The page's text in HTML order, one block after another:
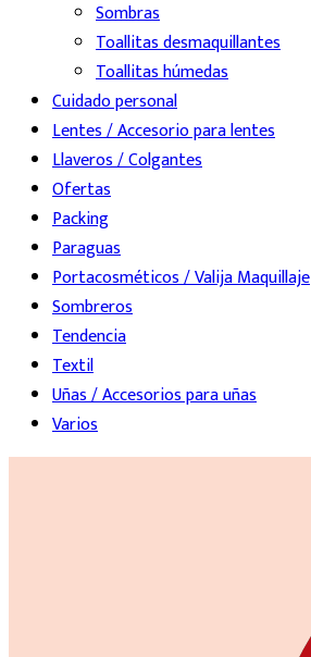
Sombras
Toallitas desmaquillantes
Toallitas húmedas
Cuidado personal
Lentes / Accesorio para lentes
Llaveros / Colgantes
Ofertas
Packing
Paraguas
Portacosméticos / Valija Maquillaje
Sombreros
Tendencia
Textil
Uñas / Accesorios para uñas
Varios